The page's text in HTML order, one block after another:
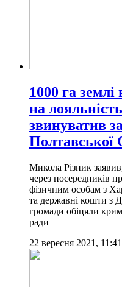
1000 га землі
на
звинуватив
Микола Різник
через посередників
фізичним особам з
та державні кошти з
громади обіцяли
ради
22 вересня 2021, 11:41